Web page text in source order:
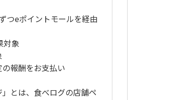
つeポイントモールを経由
対象
報酬をお支払い
とは、食べログの店舗ペ